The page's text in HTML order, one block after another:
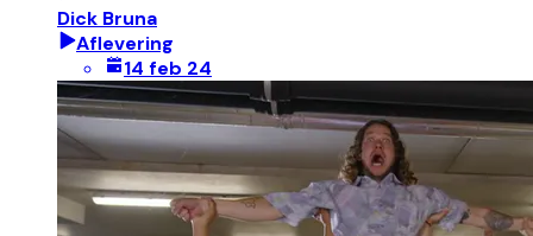
Dick Bruna
Aflevering
14 feb 24